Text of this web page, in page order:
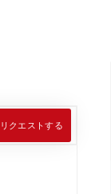
クエストする